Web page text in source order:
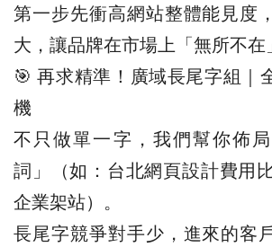
第一步先衝高網站整體能見度
大，讓品牌在市場上「無所不在
🎯 再求精準！廣域長尾字組｜
機
不只做單一字，我們幫你佈
詞」（如：台北網頁設計費用
企業架站）。
長尾字競爭對手少，進來的客